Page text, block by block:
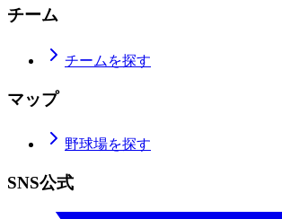
チーム
チームを探す
マップ
野球場を探す
SNS公式